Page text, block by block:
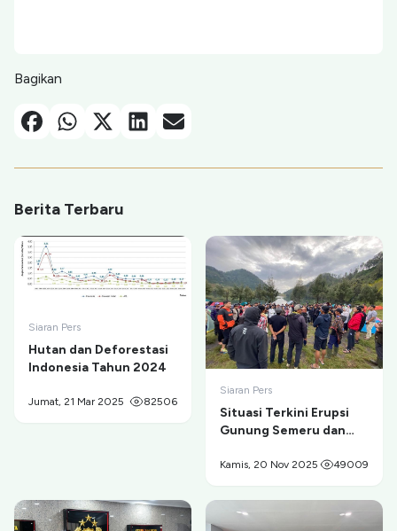
Bagikan
FacebookWhatsappX-TwitterLinkedin
Email
Berita Terbaru
Siaran Pers
Hutan dan Deforestasi
Indonesia Tahun 2024
Jumat, 21 Mar 2025 82506
Siaran Pers
Situasi Terkini Erupsi
Gunung Semeru dan
Ranu Kumbolo
Kamis, 20 Nov 2025 49009